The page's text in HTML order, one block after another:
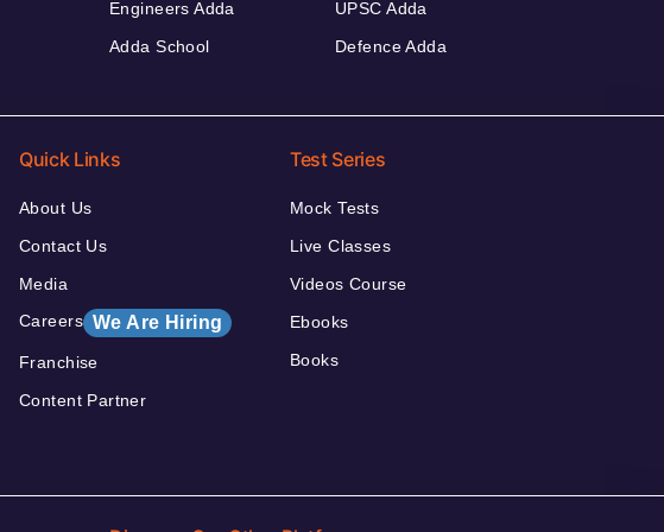
Engineers Adda
Adda School
UPSC Adda
Defence Adda
Quick Links
About Us
Contact Us
Media
Careers We Are Hiring
Franchise
Content Partner
Test Series
Mock Tests
Live Classes
Videos Course
Ebooks
Books